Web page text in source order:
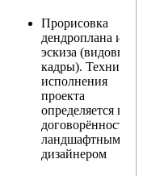
Прорисовка
дендроплана и
эскиза (видовые
кадры). Техника
исполнения
проекта
определяется по
договорённости с
ландшафтным
дизайнером